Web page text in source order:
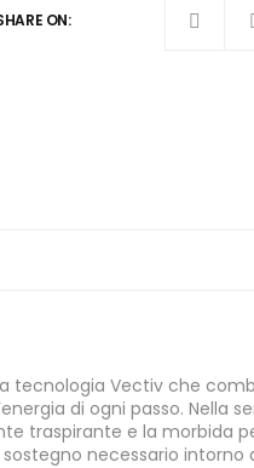
ON:
tecnologia Vectiv che
di ogni passo. Nella
traspirante e la morbida
necessario intorno